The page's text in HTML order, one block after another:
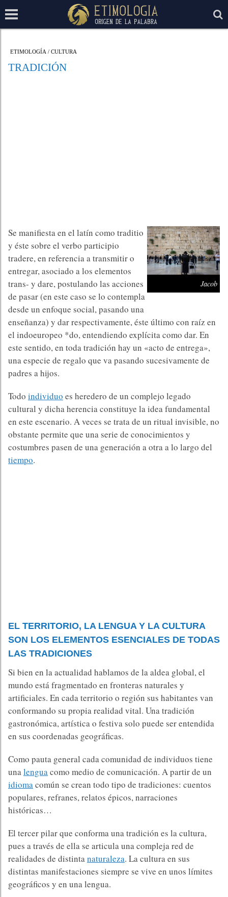
ETIMOLOGÍA / CULTURA
TRADICIÓN
Jacob
Se manifiesta en el latín como traditio
y éste sobre el verbo participio
tradere, en referencia a transmitir o
entregar, asociado a los elementos
trans- y dare, postulando las acciones
de pasar (en este caso se lo contempla
desde un enfoque social, pasando una
enseñanza) y dar respectivamente, éste último con raíz en
el indoeuropeo *do, entendiendo explícita como dar. En
este sentido, en toda tradición hay un «acto de entrega»,
una especie de regalo que va pasando sucesivamente de
padres a hijos.
Todo individuo es heredero de un complejo legado
cultural y dicha herencia constituye la idea fundamental
en este escenario. A veces se trata de un ritual invisible, no
obstante permite que una serie de conocimientos y
costumbres pasen de una generación a otra a lo largo del
tiempo.
EL TERRITORIO, LA LENGUA Y LA CULTURA
SON LOS ELEMENTOS ESENCIALES DE TODAS
LAS TRADICIONES
Si bien en la actualidad hablamos de la aldea global, el
mundo está fragmentado en fronteras naturales y
artificiales. En cada territorio o región sus habitantes van
conformando su propia realidad vital. Una tradición
gastronómica, artística o festiva solo puede ser entendida
en sus coordenadas geográficas.
Como pauta general cada comunidad de individuos tiene
unalenguacomo medio de comunicación. A partir de un
idiomacomún se crean todo tipo de tradiciones: cuentos
populares, refranes, relatos épicos, narraciones
históricas…
El tercer pilar que conforma una tradición es la cultura,
pues a través de ella se articula una compleja red de
realidades de distintanaturaleza. La cultura en sus
distintas manifestaciones siempre se vive en unos límites
geográficos y en una lengua.